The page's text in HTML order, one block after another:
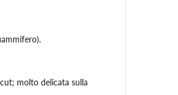
molto delicata sulla